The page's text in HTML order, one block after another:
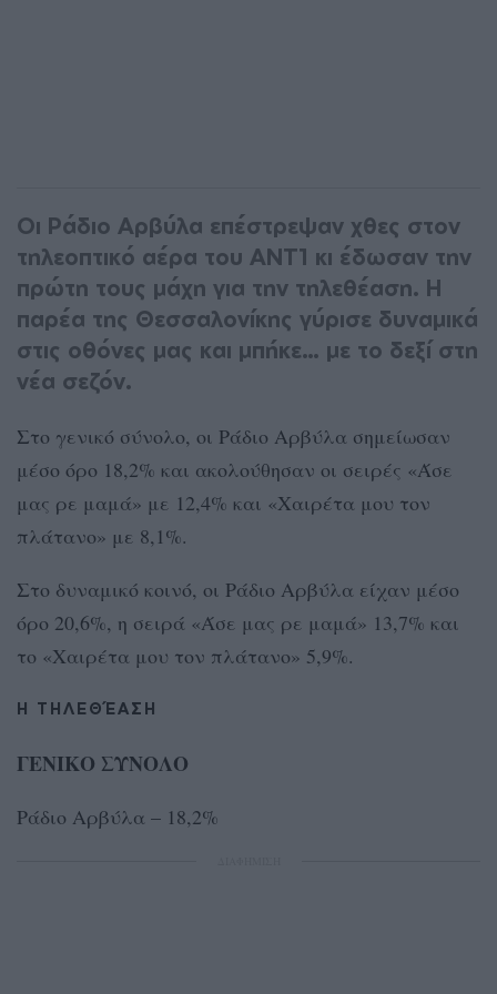
Οι Ράδιο Αρβύλα επέστρεψαν χθες στον
τηλεοπτικό αέρα του ΑΝΤ1 κι έδωσαν την
πρώτη τους μάχη για την τηλεθέαση. Η
παρέα της Θεσσαλονίκης γύρισε δυναμικά
στις οθόνες μας και μπήκε… με το δεξί στη
νέα σεζόν.
Στο γενικό σύνολο, οι Ράδιο Αρβύλα σημείωσαν
μέσο όρο 18,2% και ακολούθησαν οι σειρές «Άσε
μας ρε μαμά» με 12,4% και «Χαιρέτα μου τον
πλάτανο» με 8,1%.
Στο δυναμικό κοινό, οι Ράδιο Αρβύλα είχαν μέσο
όρο 20,6%, η σειρά «Άσε μας ρε μαμά» 13,7% και
το «Χαιρέτα μου τον πλάτανο» 5,9%.
Η ΤΗΛΕΘΈΑΣΗ
ΓΕΝΙΚΟ ΣΥΝΟΛΟ
Ράδιο Αρβύλα – 18,2%